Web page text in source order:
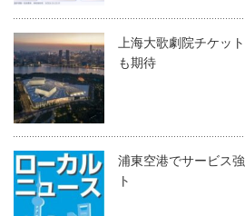
上海大歌劇院チケッ
も期待
浦東空港でサービス
ト